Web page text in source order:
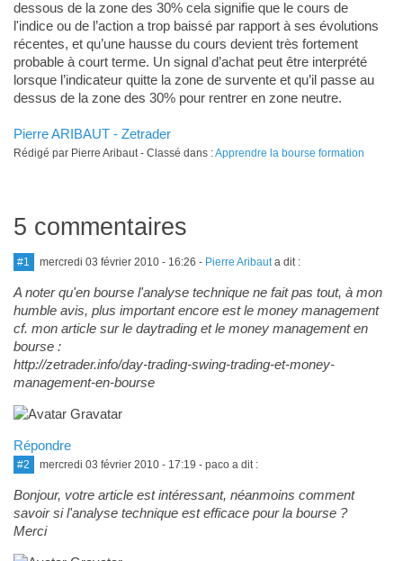
dessous de la zone des 30% cela signifie que le cours de
l'indice ou de l’action a trop baissé par rapport à ses évolutions
récentes, et qu’une hausse du cours devient très fortement
probable à court terme. Un signal d’achat peut être interprété
lorsque l’indicateur quitte la zone de survente et qu’il passe au
dessus de la zone des 30% pour rentrer en zone neutre.
Pierre ARIBAUT - Zetrader
Rédigé par Pierre Aribaut - Classé dans :Apprendre la bourse formation
5 commentaires
#1 mercredi 03 février 2010 - 16:26 - Pierre Aribauta dit :
A noter qu'en bourse l'analyse technique ne fait pas tout, à mon
humble avis, plus important encore est le money management
cf. mon article sur le daytrading et le money management en
bourse :
http://zetrader.info/day-trading-swing-trading-et-money-
management-en-bourse
Répondre
#2 mercredi 03 février 2010 - 17:19 - paco a dit :
Bonjour, votre article est intéressant, néanmoins comment
savoir si l'analyse technique est efficace pour la bourse ?
Merci